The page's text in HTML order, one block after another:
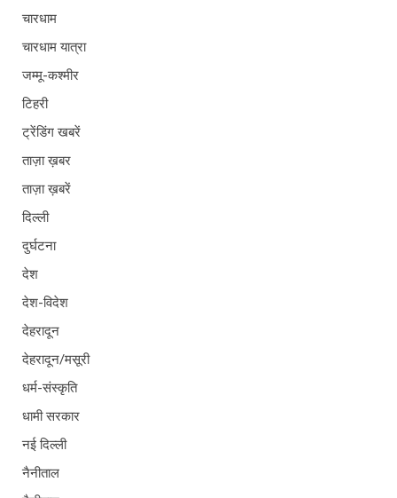
चारधाम
चारधाम यात्रा
जम्मू-कश्मीर
टिहरी
ट्रेंडिंग खबरें
ताज़ा ख़बर
ताज़ा ख़बरें
दिल्ली
दुर्घटना
देश
देश-विदेश
देहरादून
देहरादून/मसूरी
धर्म-संस्कृति
धामी सरकार
नई दिल्ली
नैनीताल